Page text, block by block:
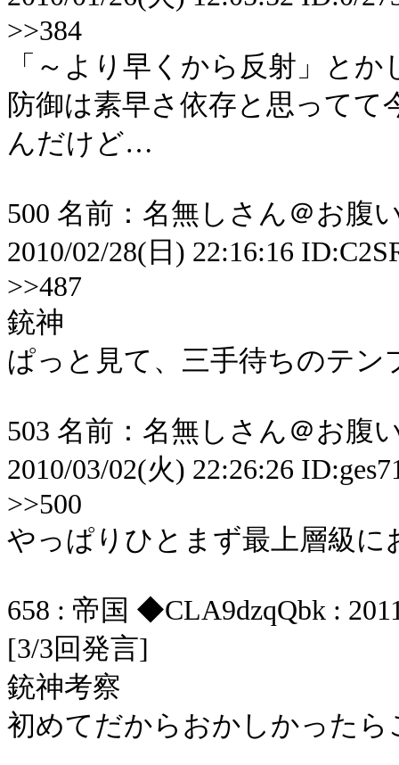
>>384
「～より早くから反射」と
防御は素早さ依存と思って
んだけど…
500 名前：名無しさん＠お腹
2010/02/28(日) 22:16:16
>>487
銃神
ぱっと見て、三手待ちのテン
503 名前：名無しさん＠お腹
2010/03/02(火) 22:26:26
>>500
やっぱりひとまず最上層級に
658 : 帝国 ◆CLA9dzqQbk :
[3/3回発言]
銃神考察
初めてだからおかしかったら